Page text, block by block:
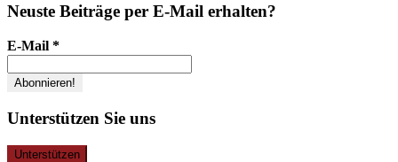
Neuste Beiträge per E-Mail erhalten?
E-Mail *
Unterstützen Sie uns